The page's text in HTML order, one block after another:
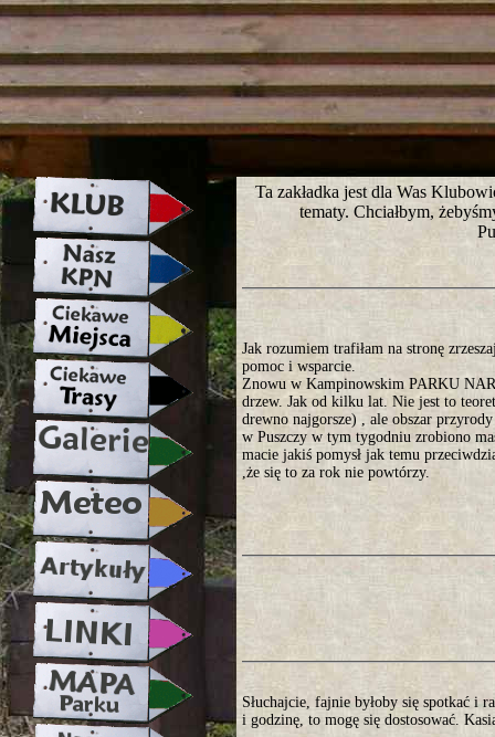
strona w naprawie zapraszamy
Ta zakładka jest dla Was
tematy. Chciałbym,
Jak rozumiem trafiłam na stronę
pomoc i wsparcie.
Znowu w Kampinowskim PARKU
drzew. Jak od kilku lat. Nie jest to
drewno najgorsze) , ale obszar
w Puszczy w tym tygodniu zrobiono
macie jakiś pomysł jak temu
,że się to za rok nie powtórzy.
Słuchajcie, fajnie byłoby się spotkać i
i godzinę, to mogę się dostosować.